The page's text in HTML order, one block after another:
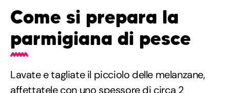
Come si prepara la
parmigiana di pesce
Lavate e tagliate il picciolo delle melanzane,
affettatele con uno spessore di circa 2